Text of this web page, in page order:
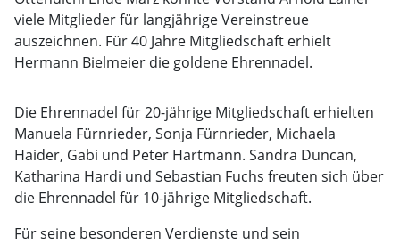
viele Mitglieder für langjährige Vereinstreue
auszeichnen. Für 40 Jahre Mitgliedschaft erhielt
Hermann Bielmeier die goldene Ehrennadel.
Die Ehrennadel für 20-jährige Mitgliedschaft erhielten
Manuela Fürnrieder, Sonja Fürnrieder, Michaela
Haider, Gabi und Peter Hartmann. Sandra Duncan,
Katharina Hardi und Sebastian Fuchs freuten sich über
die Ehrennadel für 10-jährige Mitgliedschaft.
Für seine besonderen Verdienste und sein